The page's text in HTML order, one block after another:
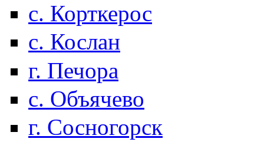
с. Корткерос
с. Кослан
г. Печора
с. Объячево
г. Сосногорск